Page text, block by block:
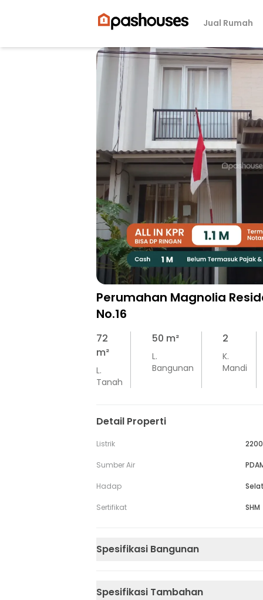
Jual Rumah
Perumahan Magnolia
No.16
72
m²
L.
Tanah
50 m²
L.
Bangunan
2
K.
Mandi
Detail Properti
Listrik
Sumber Air
Hadap
Sertifikat SHM
Spesifikasi Bangunan
Spesifikasi Tambahan